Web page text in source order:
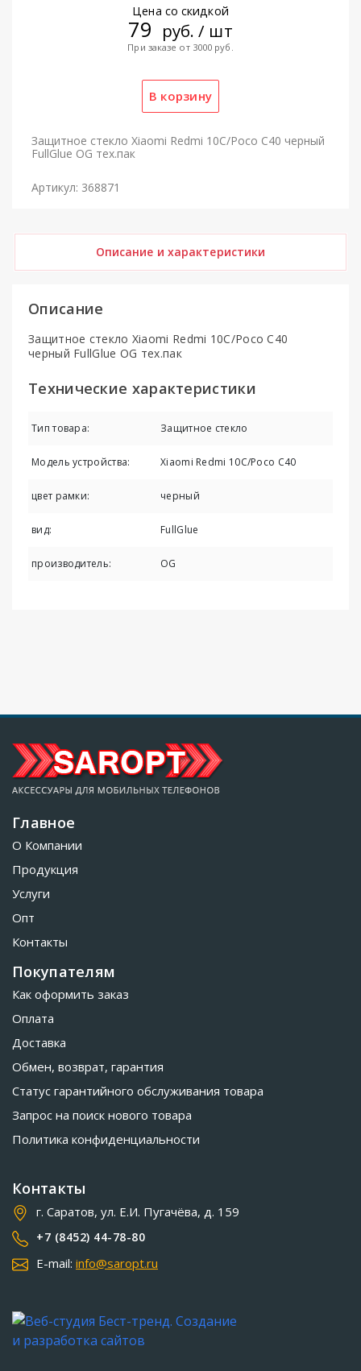
Цена со скидкой
79 руб. / шт
При заказе от 3000 руб.
Защитное стекло Xiaomi Redmi 10C/Poco C40 черный
FullGlue OG тех.пак
Артикул: 368871
Описание и характеристики
Описание
Защитное стекло Xiaomi Redmi 10C/Poco C40
черный FullGlue OG тех.пак
Технические характеристики
Тип товара: Защитное стекло
Модель устройства: Xiaomi Redmi 10C/Poco C40
цвет рамки: черный
вид: FullGlue
производитель: OG
Главное
О Компании
Продукция
Услуги
Опт
Контакты
Покупателям
Как оформить заказ
Оплата
Доставка
Обмен, возврат, гарантия
Статус гарантийного обслуживания товара
Запрос на поиск нового товара
Политика конфиденциальности
Контакты
г. Саратов, ул. Е.И. Пугачёва, д. 159
+7 (8452) 44-78-80
E-mail: info@saropt.ru